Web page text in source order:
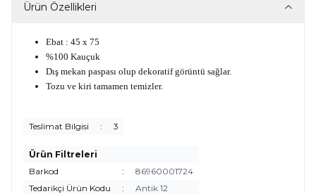
Ürün Özellikleri
Ebat : 45 x 75
%100 Kauçuk
Dış mekan paspası olup dekoratif görüntü sağlar.
Tozu ve kiri tamamen temizler.
Teslimat Bilgisi : 3
Ürün Filtreleri
Barkod
:
86960001724
Tedarikçi Ürün Kodu
: Antik 12